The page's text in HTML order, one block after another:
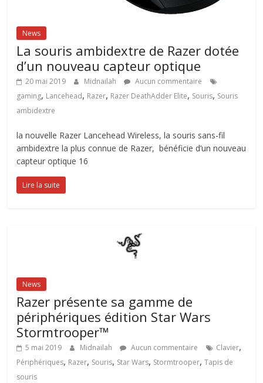
News
La souris ambidextre de Razer dotée
d’un nouveau capteur optique
20 mai 2019 Midnailah
Aucun commentaire
gaming, Lancehead, Razer, Razer DeathAdder Elite, Souris, Souris
ambidextre
la nouvelle Razer Lancehead Wireless, la souris sans-fil
ambidextre la plus connue de Razer, bénéficie d’un nouveau
capteur optique 16
Lire la suite
News
Razer présente sa gamme de
périphériques édition Star Wars
Stormtrooper™
5 mai 2019 Midnailah Aucun commentaire Clavier,
Périphériques, Razer, Souris, Star Wars, Stormtrooper,Tapis de
souris